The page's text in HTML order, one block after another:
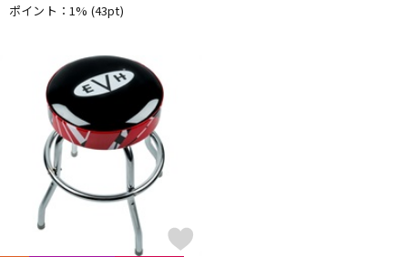
ポイント：1% (43pt)